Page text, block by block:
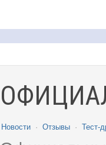
Новости · Отзывы · Тест-